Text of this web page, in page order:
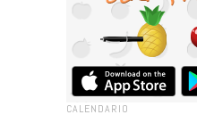
CALENDARIO